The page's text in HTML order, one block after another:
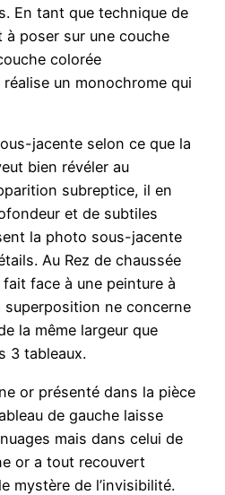
En tant que technique de
poser sur une couche
colorée
un monochrome qui
jacente selon ce que la
bien révéler au
subreptice, il en
et de subtiles
la photo sous-jacente
Au Rez de chaussée
face à une peinture à
superposition ne concerne
la même largeur que
3 tableaux.
or présenté dans la pièce
de gauche laisse
mais dans celui de
or a tout recouvert
mystère de l’invisibilité.